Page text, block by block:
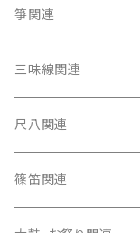
箏関連
箏（本体）
箏カバー
箏袋
三味線関連
三味線（本体）
三味線ケース
尺八関連
尺八（本体）
篠笛関連